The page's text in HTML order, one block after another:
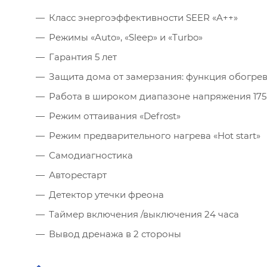
Класс энергоэффективности SEER «A++»
Режимы «Auto», «Sleep» и «Turbo»
Гарантия 5 лет
Защита дома от замерзания: функция
Работа в широком диапазоне напряжения
Режим оттаивания «Defrost»
Режим предварительного нагрева «Hot start»
Самодиагностика
Авторестарт
Детектор утечки фреона
Таймер включения /выключения 24 часа
Вывод дренажа в 2 стороны